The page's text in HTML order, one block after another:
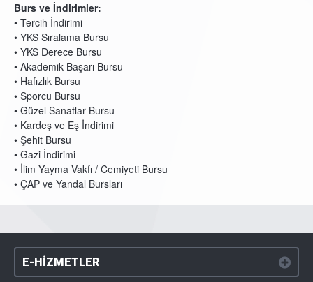
Burs ve İndirimler:
• Tercih İndirimi
• YKS Sıralama Bursu
• YKS Derece Bursu
• Akademik Başarı Bursu
• Hafızlık Bursu
• Sporcu Bursu
• Güzel Sanatlar Bursu
• Kardeş ve Eş İndirimi
• Şehit Bursu
• Gazi İndirimi
• İlim Yayma Vakfı / Cemiyeti Bursu
• ÇAP ve Yandal Bursları
E-HİZMETLER